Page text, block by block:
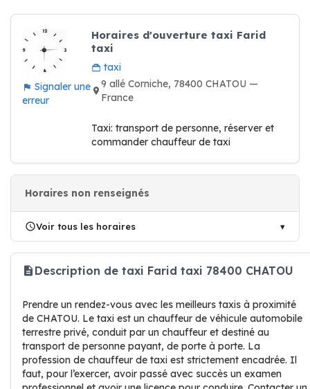
Signaler une
erreur
Horaires d'ouverture taxi Farid
taxi
taxi
9 allé Corniche, 78400 CHATOU —
France
Taxi: transport de personne, réserver et
commander chauffeur de taxi
Horaires non renseignés
Voir tous les horaires
Description de taxi Farid taxi 78400 CHATOU
Prendre un rendez-vous avec les meilleurs taxis à proximité
de CHATOU. Le taxi est un chauffeur de véhicule automobile
terrestre privé, conduit par un chauffeur et destiné au
transport de personne payant, de porte à porte. La
profession de chauffeur de taxi est strictement encadrée. Il
faut, pour l’exercer, avoir passé avec succès un examen